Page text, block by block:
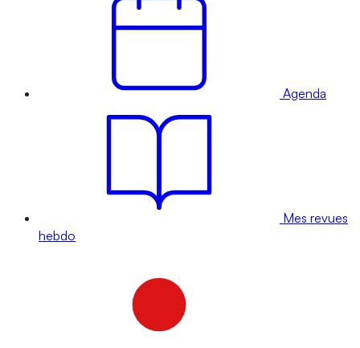
Agenda
Mes revues
hebdo